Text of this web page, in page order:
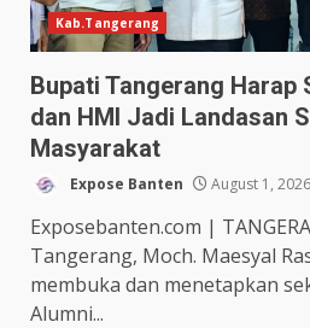
Kab.Tangerang
Bupati Tangerang Harap
dan HMI Jadi Landasan
Masyarakat
Expose Banten August 1, 2026
‎Exposebanten.com |
Tangerang, Moch. Maesyal
membuka dan menetapkan
Alumni...